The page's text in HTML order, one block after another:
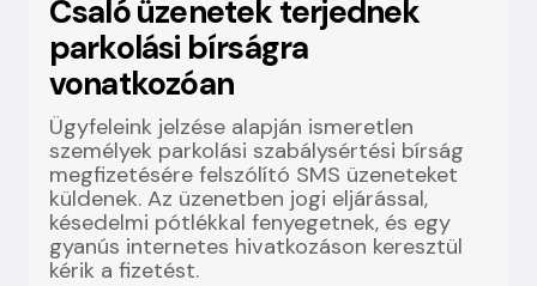
Csaló üzenetek terjednek
parkolási bírságra
vonatkozóan
Ügyfeleink jelzése alapján ismeretlen
személyek parkolási szabálysértési bírság
megfizetésére felszólító SMS üzeneteket
küldenek. Az üzenetben jogi eljárással,
késedelmi pótlékkal fenyegetnek, és egy
gyanús internetes hivatkozáson keresztül
kérik a fizetést.